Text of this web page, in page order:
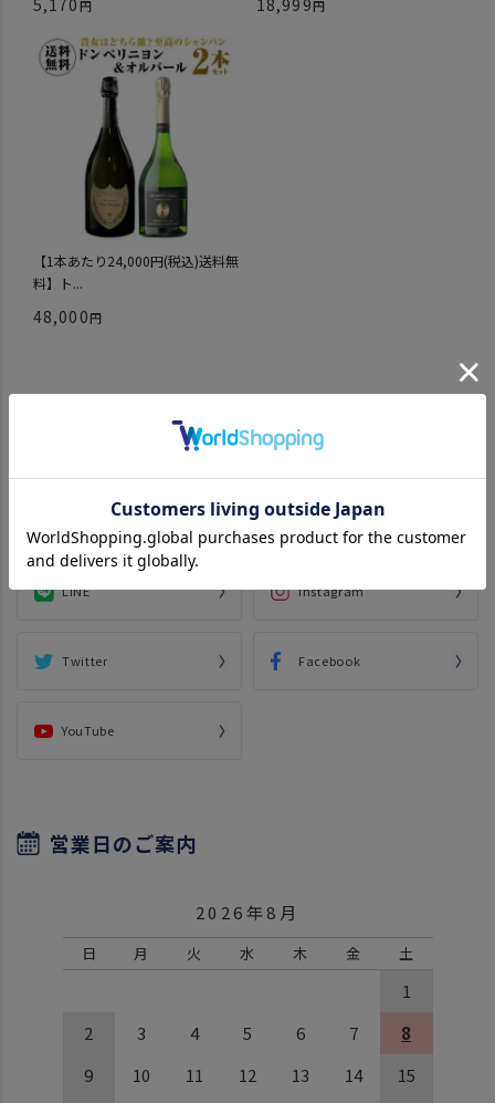
【1本あたり24,000円(税込)送料無
料】ト...
48,000
SNSでお得な情報配信中！
LINE Instagram
Twitter Facebook
YouTube
営業日のご案内
2026年8月
日 月 火 水 木 金 土
1
2
3 4 5 6 7
8
9
10 11 12 13 14
15